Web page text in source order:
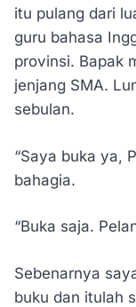
itu pulang dari
guru bahasa
provinsi. Bapak
jenjang SMA.
sebulan.
“Saya buka ya,
bahagia.
“Buka saja.
Sebenarnya
buku dan itulah